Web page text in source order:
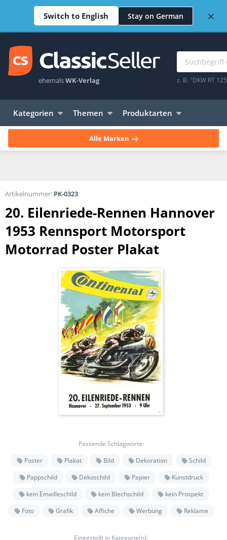
Switch to English Stay on German ×
ehemalsWK-Verlag z. B. "DKW RT
Kategorien Themen Produktarten
Alle Marken
20. Eilenriede-Rennen Hannover
1953 Rennsport Motorsport
Motorrad Poster Plakat
Passende Schlagworte:
Poster
Plakat Bild Dekoration
Schild
Pappschild
Dekoschild Papier
Kunstdruck
kein Emailleschild
kein Blechschild
kein Prospekt
Foto
Grafik Affiche Werbung Reklame
Eingestellt in Kategorie(n):
Artikelnummer: PK-0323